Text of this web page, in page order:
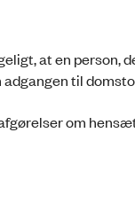
at en person,
til
om